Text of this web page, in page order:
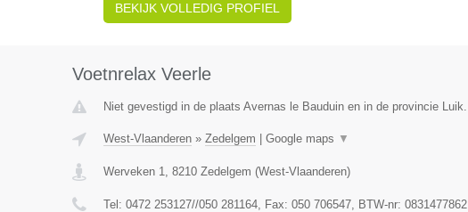
BEKIJK VOLLEDIG PROFIEL
Voetnrelax Veerle
Niet gevestigd in de plaats Avernas le Bauduin en in de provincie Luik.
West-Vlaanderen» Zedelgem Google maps ▼
Werveken 1, 8210 Zedelgem (West-Vlaanderen)
Tel: 0472 253127//050 281164, Fax: 050 706547, BTW-nr: 0831477862